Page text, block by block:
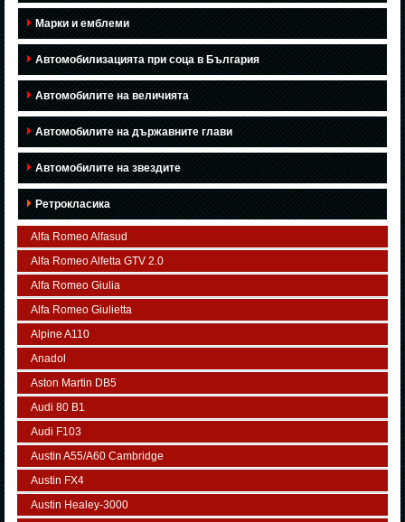
Марки и емблеми
Автомобилизацията при соца в България
Автомобилите на величията
Автомобилите на държавните глави
Автомобилите на звездите
Ретрокласика
Alfa Romeo Alfasud
Alfa Romeo Alfetta GTV 2.0
Alfa Romeo Giulia
Alfa Romeo Giulietta
Alpine A110
Anadol
Aston Martin DB5
Audi 80 B1
Audi F103
Austin A55/A60 Cambridge
Austin FX4
Austin Healey-3000